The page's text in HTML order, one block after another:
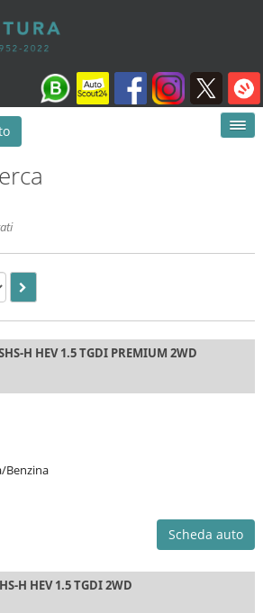
H HEV 1.5 TGDI PREMIUM 2WD
Benzina
Scheda auto
H HEV 1.5 TGDI 2WD